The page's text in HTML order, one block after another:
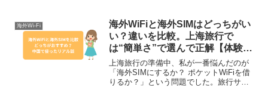
心。だから、ネットが弱いだけで思うよ
うに動けなくなってしま...
海外Wi-Fi
海外WiFiと海外SIMはどっちがい
い？違いを比較。上海旅行で
は“簡単さ”で選んで正解【体験レ
ポ】
上海旅行の準備中、私が一番悩んだのが
「海外SIMにするか？ ポケットWiFiを借
りるか？」という問題でした。旅行サイ